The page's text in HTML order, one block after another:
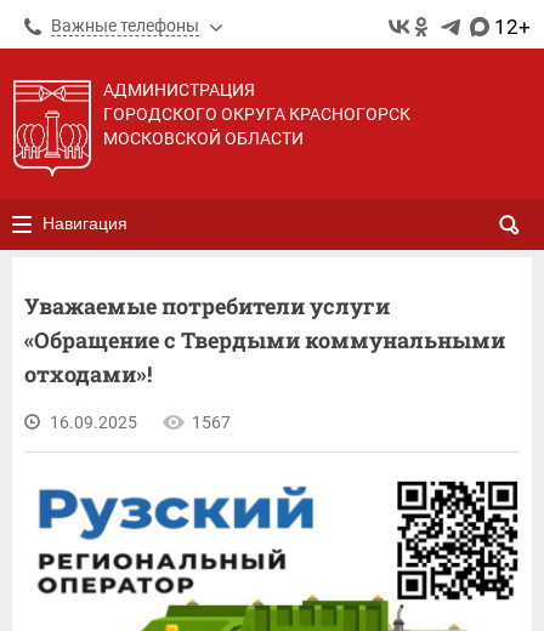
Важные телефоны 12+
АДМИНИСТРАЦИЯ
ГОРОДСКОГО ОКРУГА КРАСНОГОРСК
МОСКОВСКОЙ ОБЛАСТИ
Навигация
Уважаемые потребители услуги
«Обращение с Твердыми коммунальными
отходами»!
16.09.2025 1567